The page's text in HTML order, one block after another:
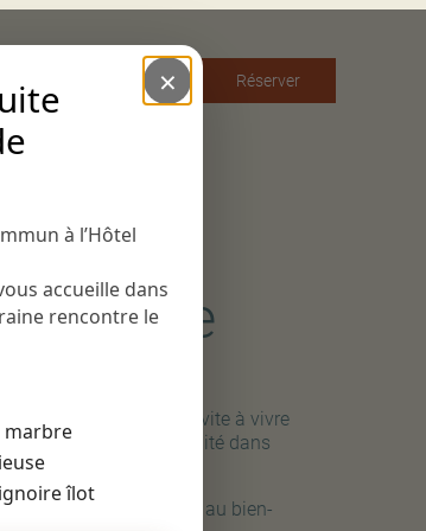
×
à l’Hôtel
accueille dans
rencontre le
marbre
îlot
Français Réserver
être
Madeleine vous invite à vivre
parenthèse de sérénité dans
véritable écrin consacré au bien-